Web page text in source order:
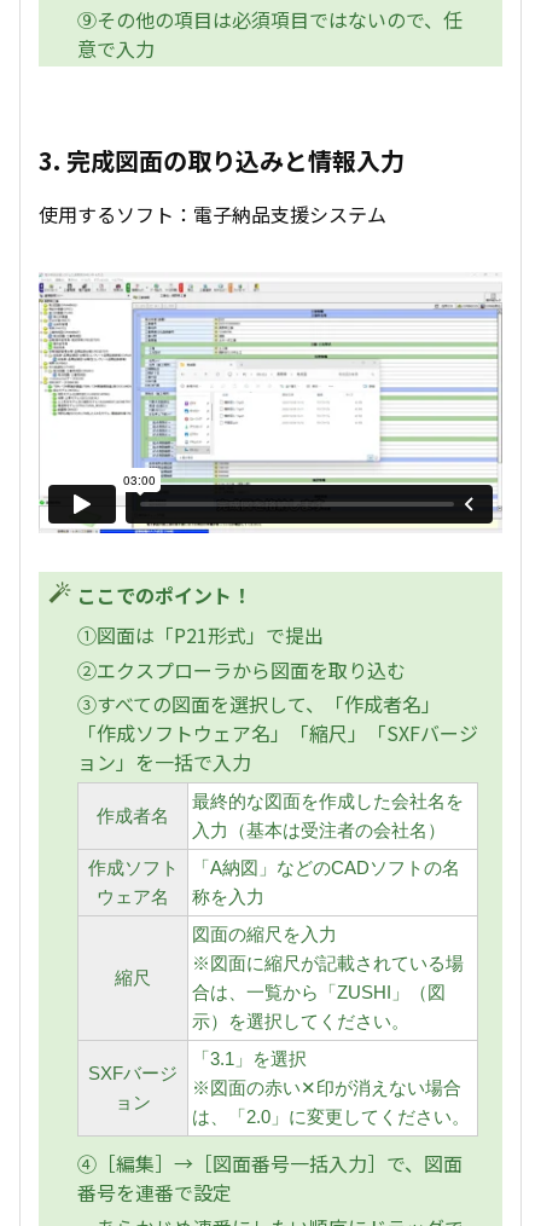
⑨その他の項目は必須項目ではないので、任
意で入力
3. 完成図面の取り込みと情報入力
使用するソフト：電子納品支援システム
ここでのポイント！
①図面は「P21形式」で提出
②エクスプローラから図面を取り込む
③すべての図面を選択して、「作成者名」
「作成ソフトウェア名」「縮尺」「SXFバージ
ョン」を一括で入力
作成者名
最終的な図面を作成した会社名を
入力（基本は受注者の会社名）
作成ソフト
ウェア名
「A納図」などのCADソフトの名
称を入力
縮尺
図面の縮尺を入力
※図面に縮尺が記載されている場
合は、一覧から「ZUSHI」（図
示）を選択してください。
SXFバージ
ョン
「3.1」を選択
※図面の赤い✕印が消えない場合
は、「2.0」に変更してください。
④［編集］→［図面番号一括入力］で、図面
番号を連番で設定